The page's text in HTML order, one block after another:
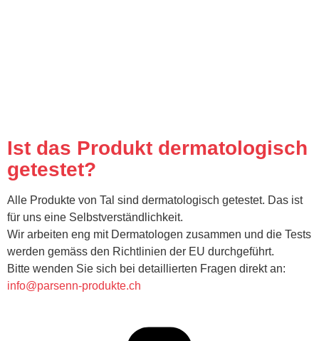
Ist das Produkt dermatologisch
getestet?
Alle Produkte von Tal sind dermatologisch getestet. Das ist
für uns eine Selbstverständlichkeit.
Wir arbeiten eng mit Dermatologen zusammen und die Tests
werden gemäss den Richtlinien der EU durchgeführt.
Bitte wenden Sie sich bei detaillierten Fragen direkt an:
info@parsenn-produkte.ch